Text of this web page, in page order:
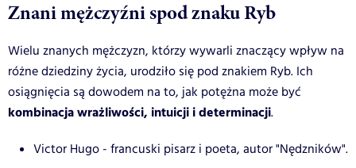
Znani mężczyźni spod znaku Ryb
Wielu znanych mężczyzn, którzy wywarli znaczący wpływ na
różne dziedziny życia, urodziło się pod znakiem Ryb. Ich
osiągnięcia są dowodem na to, jak potężna może być
kombinacja wrażliwości, intuicji i determinacji.
Victor Hugo - francuski pisarz i poeta, autor "Nędzników".